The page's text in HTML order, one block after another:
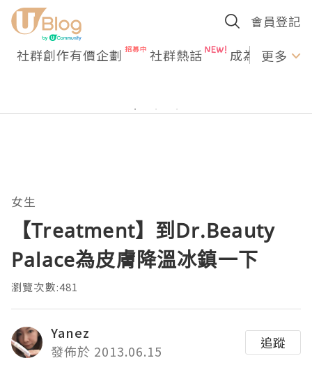
會員登記
社群創作有價企劃 社群熱話 成為U更多
女生
【Treatment】到Dr.Beauty
Palace為皮膚降溫冰鎮一下
瀏覽次數:481
Yanez
發佈於 2013.06.15
追蹤